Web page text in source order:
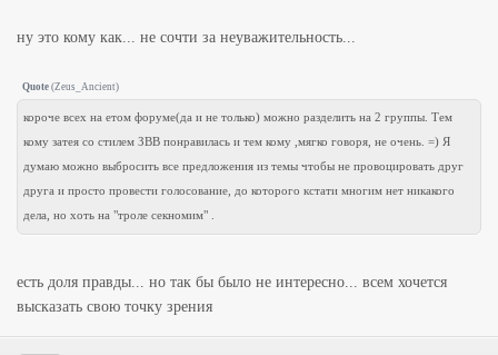
ну это кому как... не сочти за неуважительность...
Quote (Zeus_Ancient)
короче всех на етом форуме(да и не только) можно разделить на 2 группы. Тем
кому затея со стилем ЗВВ понравилась и тем кому ,мягко говоря, не очень. =) Я
думаю можно выбросить все предложения из темы чтобы не провоцировать друг
друга и просто провести голосование, до которого кстати многим нет никакого
дела, но хоть на "троле секномим" .
есть доля правды... но так бы было не интересно... всем хочется
высказать свою точку зрения